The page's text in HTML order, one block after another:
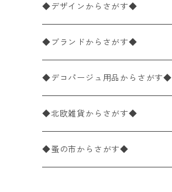
ペーパーナプキン1枚バラ売り
ペーパーナプキン20枚入りパック
ペーパーナプキン10枚入りパック
ライスペーパー
ペーパーリネンナプキン
33×33cm（ランチサイズ）
バラ売り
パック売り
25×25cm（カクテルサイズ）
バラ売り
パック売り
40×40cm（ディナーサイズ）
バラ売り
パック売り
21×21cm（ポケットサイズ）
バラ売り
33cm（ラウンド）
◆デザインからさがす◆
花柄
植物・グリーン柄
動物・鳥・昆虫・蝶柄
海・魚柄
◆ブランドからさがす◆
ドイツ製 IHR/イア
ランチサイズ
カクテルサイズ
ドイツ製 Ambiente/アンビエンテ
ランチサイズ
ドイツ製 Paperproducts Design
◆デコパージュ用品からさがす◆
デコパージュ液
デコパージュ下地
◆北欧雑貨からさがす◆
シリコンモールド
◆蚤の市からさがす◆